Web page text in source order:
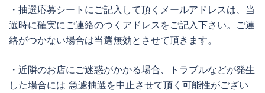
・抽選応募シートにご記入して頂くメールアドレスは、当
選時に確実にご連絡のつくアドレスをご記入下さい。ご連
絡がつかない場合は当選無効とさせて頂きます。
・近隣のお店にご迷惑がかかる場合、トラブルなどが発生
した場合には 急遽抽選を中止させて頂く可能性がござい